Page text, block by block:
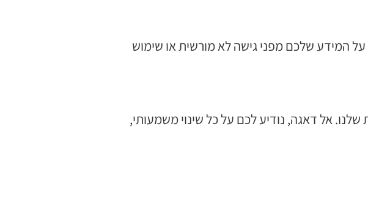
המידע שלכם מפני גישה לא מורשית או שימוש
אל דאגה, נודיע לכם על כל שינוי משמעותי,